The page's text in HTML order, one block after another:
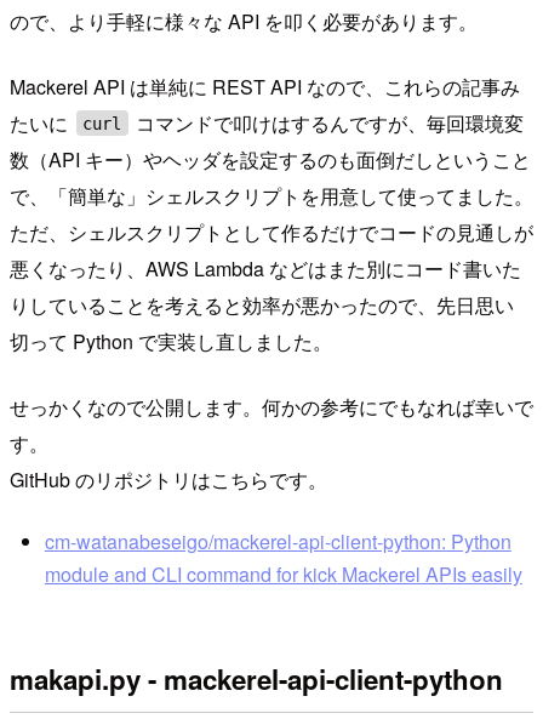
ので、より手軽に様々な API を叩く必要があります。
Mackerel API は単純に REST API なので、これらの記事み
たいに
curl
コマンドで叩けはするんですが、毎回環境変
数（API キー）やヘッダを設定するのも面倒だしということ
で、「簡単な」シェルスクリプトを用意して使ってました。
ただ、シェルスクリプトとして作るだけでコードの見通しが
悪くなったり、AWS Lambda などはまた別にコード書いた
りしていることを考えると効率が悪かったので、先日思い
切って Python で実装し直しました。
せっかくなので公開します。何かの参考にでもなれば幸いで
す。
GitHub のリポジトリはこちらです。
cm-watanabeseigo/mackerel-api-client-python: Python
module and CLI command for kick Mackerel APIs easily
makapi.py - mackerel-api-client-python